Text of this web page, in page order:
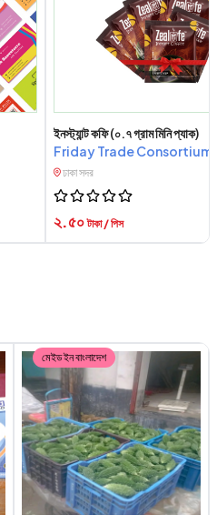
ইনস্ট্যান্ট কফি (০.৭ গ্রাম মিনি প্যাক)
Friday Trade Consortium
ঢাকা সদর
২.৫০টাকা / পিস
মেইড ইন বাংলাদেশ